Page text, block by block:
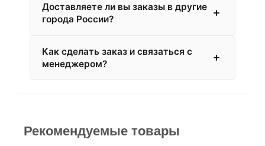
Доставляете ли вы заказы в другие
города России?
Как сделать заказ и связаться с
менеджером?
Рекомендуемые товары